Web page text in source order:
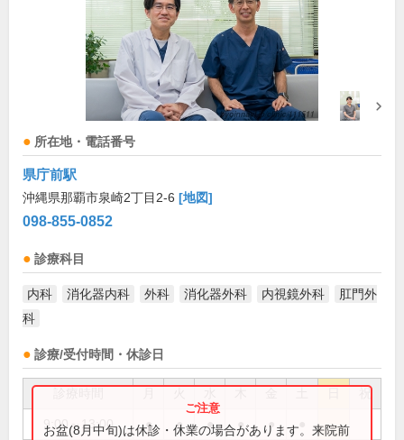
所在地・電話番号
県庁前駅
沖縄県那覇市泉崎2丁目2-6 [地図]
098-855-0852
診療科目
内科 消化器内科 外科 消化器外科 内視鏡外科
肛門外
科
診療/受付時間・休診日
祝
9:00～13:00 ● ● ● ● ●
お盆(8月中旬)は休診・休業の場合があります。来院前